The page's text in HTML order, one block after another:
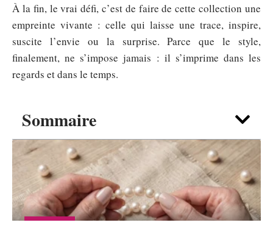
Sommaire
SHOPPING
À la fin, le vrai défi, c’est de faire de cette collection une
empreinte vivante : celle qui laisse une trace, inspire,
suscite l’envie ou la surprise. Parce que le style,
finalement, ne s’impose jamais : il s’imprime dans les
regards et dans le temps.